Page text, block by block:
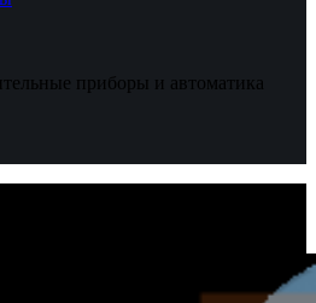
приборы и автоматика